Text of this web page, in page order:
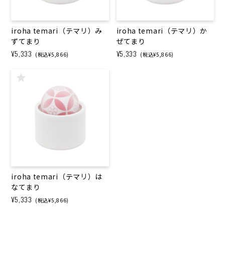
iroha temari（テマリ）み
ずてまり
¥5,333 (税込¥5,866)
iroha temari（テマリ）か
ぜてまり
¥5,333 (税込¥5,866)
iroha temari（テマリ）は
なてまり
¥5,333 (税込¥5,866)